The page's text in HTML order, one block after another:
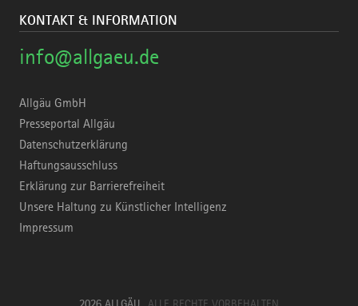
KONTAKT & INFORMATION
info@allgaeu.de
Allgäu GmbH
Presseportal Allgäu
Datenschutzerklärung
Haftungsausschluss
Erklärung zur Barrierefreiheit
Unsere Haltung zu Künstlicher Intelligenz
Impressum
2026 ALLGÄU ALLE RECHTE VORBEHALTEN